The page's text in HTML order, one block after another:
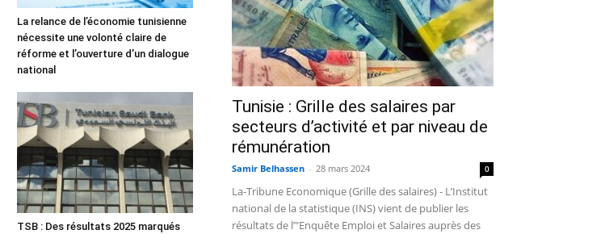
La relance de l’économie tunisienne
nécessite une volonté claire de
réforme et l’ouverture d’un dialogue
national
TSB : Des résultats 2025 marqués
Tunisie : Grille des salaires par
secteurs d’activité et par niveau de
rémunération
Samir Belhassen - 28 mars 2024 0
La-Tribune Economique (Grille des salaires) - L’Institut
national de la statistique (INS) vient de publier les
résultats de l’"Enquête Emploi et Salaires auprès des